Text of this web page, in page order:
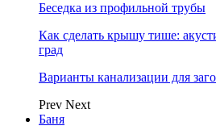
Беседка из профильной трубы
Как сделать крышу тише:
град
Варианты канализации для
Prev Next
Баня